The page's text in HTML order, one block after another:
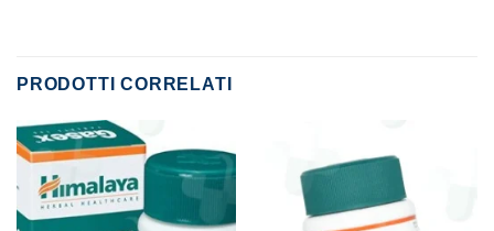
PRODOTTI CORRELATI